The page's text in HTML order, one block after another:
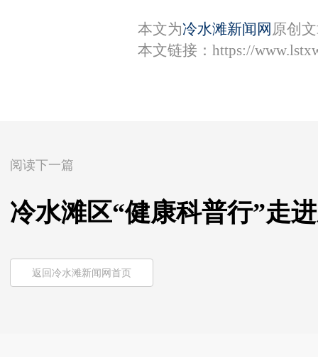
本文为冷水滩新闻网 原创
本文链接： https://
阅读下一篇
冷水滩区“健康科普行”走
返回冷水滩新闻网首页